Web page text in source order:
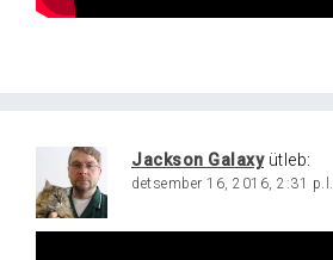
Jackson Galaxy ütleb:
detsember 16, 2016, 2:31 p.l.